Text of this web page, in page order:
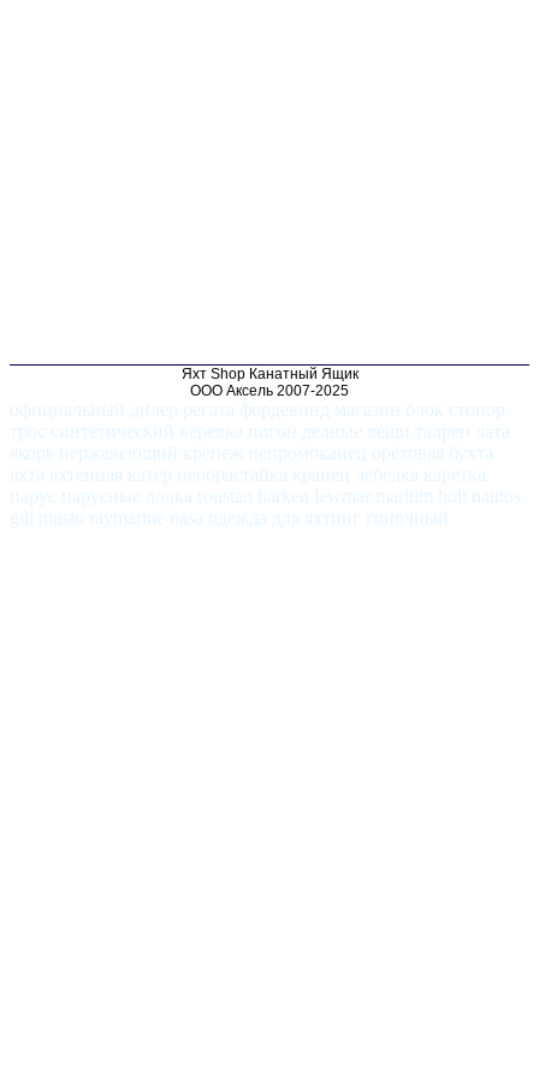
Яхт Shop Канатный Ящик
ООО Аксель 2007-2025
официальный дилер регата фордевинд магазин блок стопор
трос синтетический веревка погон делные вещи талреп лата
якорь нержавеющий крепеж непромоканец ореховая бухта
яхта яхтенная катер необрастайка кранец лебедка каретка
парус парусные лодка ronstan harken lewmar maritim holt nautos
gill musto raymarine nasa одежда для яхтинг гоночный